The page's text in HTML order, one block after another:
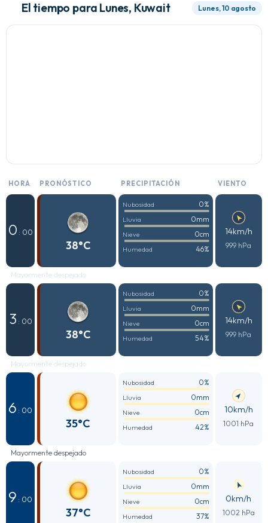
El tiempo para Lunes, Kuwait Lunes, 10 agosto
HORA PRONÓSTICO PRECIPITACIÓN VIENTO
0 : 00
38°C
Nubosidad 0%
Lluvia 0mm
Nieve 0cm
Humedad 46%
14km/h
999 hPa
Mayormente despejado
3 : 00
38°C
Nubosidad 0%
Lluvia 0mm
Nieve 0cm
Humedad 54%
14km/h
999 hPa
Mayormente despejado
6 : 00
35°C
Nubosidad 0%
Lluvia 0mm
Nieve 0cm
Humedad 42%
10km/h
1001 hPa
Mayormente despejado
9 : 00
37°C
Nubosidad 0%
Lluvia 0mm
Nieve 0cm
Humedad 37%
0km/h
1002 hPa